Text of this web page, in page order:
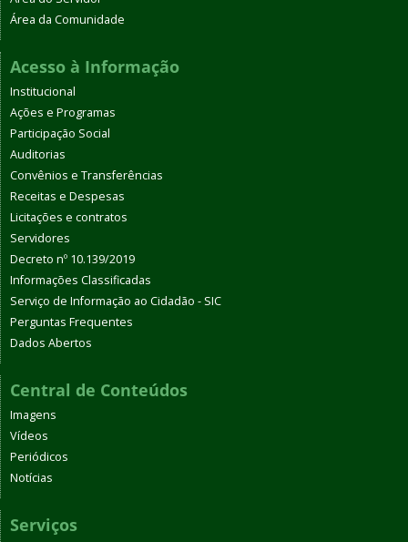
Área da Comunidade
Acesso à Informação
Institucional
Ações e Programas
Participação Social
Auditorias
Convênios e Transferências
Receitas e Despesas
Licitações e contratos
Servidores
Decreto nº 10.139/2019
Informações Classificadas
Serviço de Informação ao Cidadão - SIC
Perguntas Frequentes
Dados Abertos
Central de Conteúdos
Imagens
Vídeos
Periódicos
Notícias
Serviços